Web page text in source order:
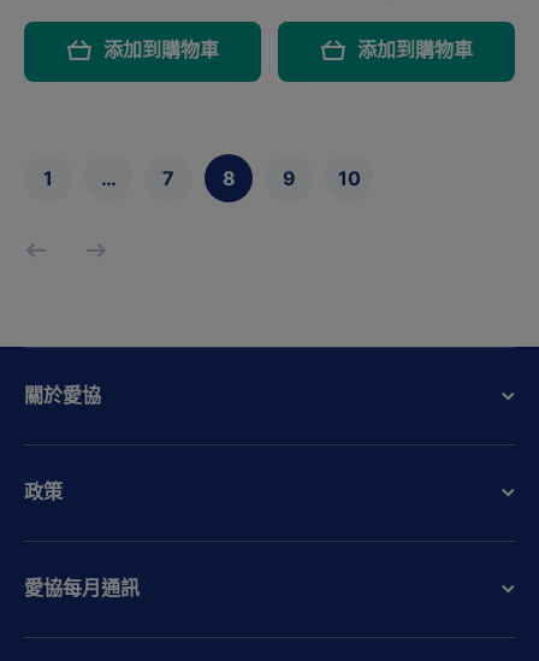
添加到購物車 添加到購物車
1 … 7 8 9 10
關於愛協
政策
愛協每月通訊